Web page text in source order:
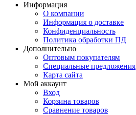
Информация
О компании
Информация о доставке
Конфиденциальность
Политика обработки ПД
Дополнительно
Оптовым покупателям
Специальные предложения
Карта сайта
Мой аккаунт
Вход
Корзина товаров
Сравнение товаров